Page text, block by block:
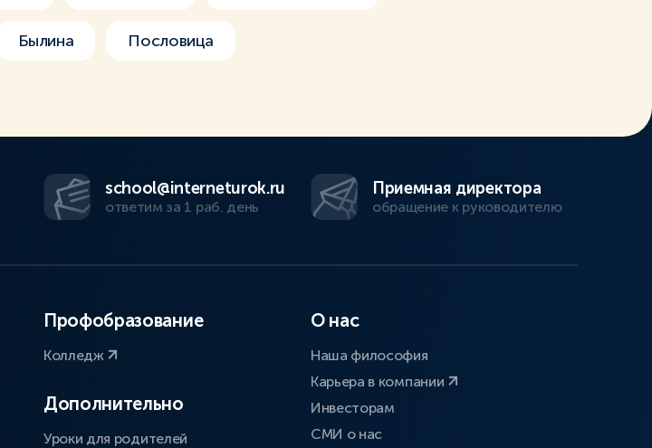
Былина Пословица
school@interneturok.ru
ответим за 1 раб. день
Приемная директора
обращение к руководителю
Профобразование
Колледж
Дополнительно
Уроки для родителей
О нас
Наша философия
Карьера в компании
Инвесторам
СМИ о нас